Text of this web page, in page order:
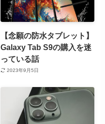
【念願の防水タブレット】
Galaxy Tab S9の購入を迷
っている話
2023年9月5日